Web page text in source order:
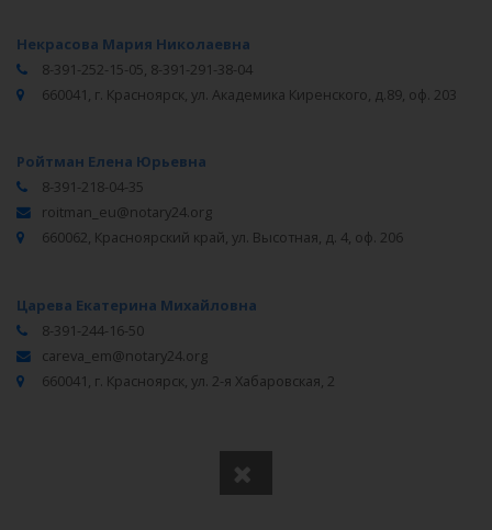
Некрасова Мария Николаевна
8-391-252-15-05, 8-391-291-38-04
660041, г. Красноярск, ул. Академика Киренского, д.89, оф. 203
Ройтман Елена Юрьевна
8-391-218-04-35
roitman_eu@notary24.org
660062, Красноярский край, ул. Высотная, д. 4, оф. 206
Царева Екатерина Михайловна
8-391-244-16-50
careva_em@notary24.org
660041, г. Красноярск, ул. 2-я Хабаровская, 2